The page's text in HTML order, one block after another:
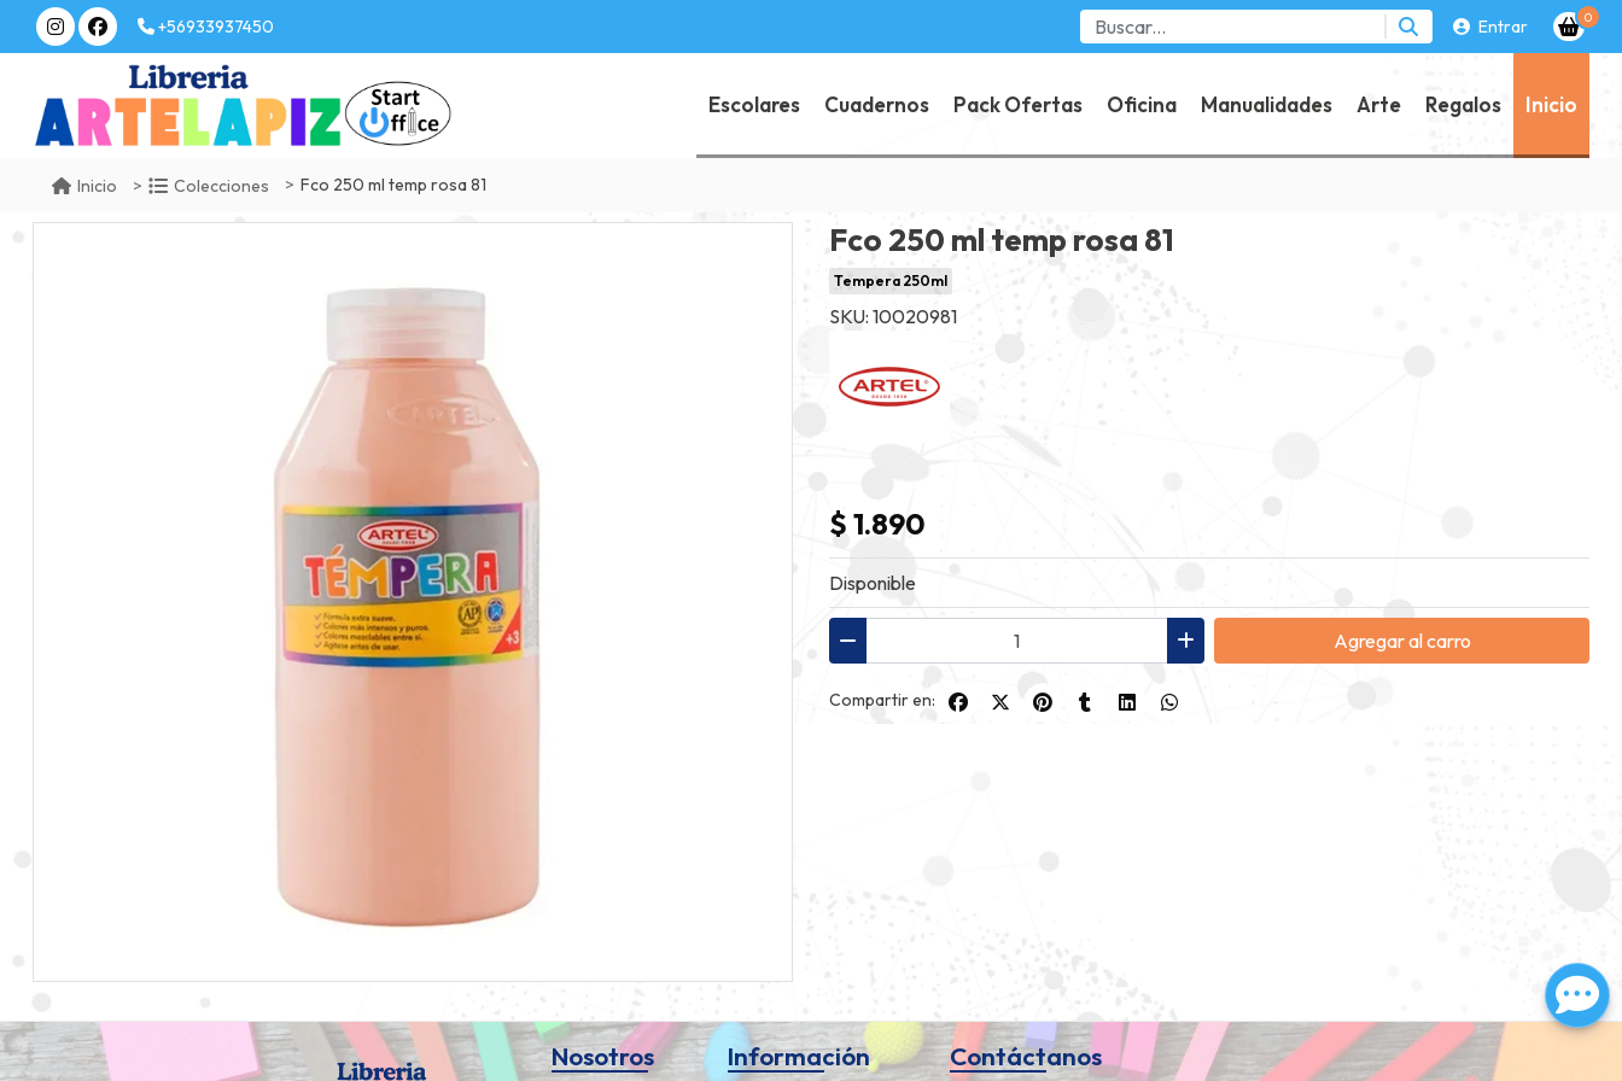
+56933937450 Entrar 0
Escolares Cuadernos Pack Ofertas Oficina Manualidades Arte Regalos Inicio
Inicio Colecciones Fco 250 ml temp rosa 81
Fco 250 ml temp rosa 81
Tempera 250ml
SKU: 10020981
$ 1.890
Disponible
Agregaral carro
Compartir en:
Nosotros Información Contáctanos